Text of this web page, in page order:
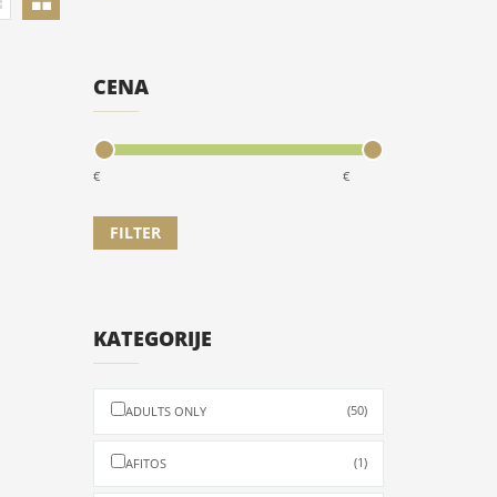
CENA
€ €
KATEGORIJE
ADULTS ONLY (50)
AFITOS (1)